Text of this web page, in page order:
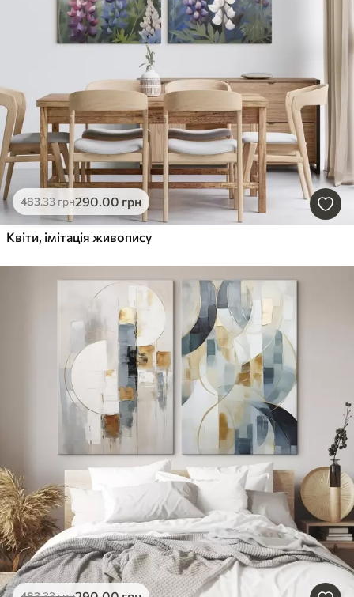
483.33грн290.00 грн
Квіти, імітація живопису